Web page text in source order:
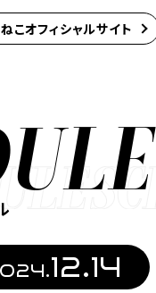
こオフィシャルサイト
12.14